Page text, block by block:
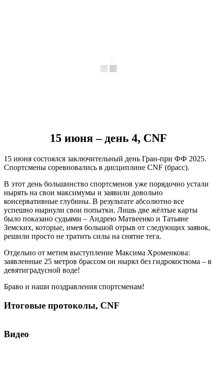
15 июня – день 4, CNF
15 июня состоялся заключительный день Гран-при ФФ 2025.
Спортсмены соревновались в дисциплине CNF (брасс).
В этот день большинство спортсменов уже порядочно устали
нырять на свои максимумы и заявили довольно
консервативные глубины. В результате абсолютно все
успешно нырнули свои попытки. Лишь две жёлтые карты
было показано судьями – Андрею Матвеенко и Татьяне
Земских, которые, имея большой отрыв от следующих заявок,
решили просто не тратить силы на снятие тега.
Отдельно от метим выступление Максима Хроменкова:
заявленные 25 метров брассом он нырял без гидрокостюма – в
девятиградусной воде!
Браво и наши поздравления спортсменам!
Итоговые протоколы, CNF
Видео